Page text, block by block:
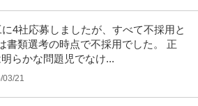
4社応募しましたが、すべて不採用と
書類選考の時点で不採用でした。 正
らかな問題児でなけ...
03/21